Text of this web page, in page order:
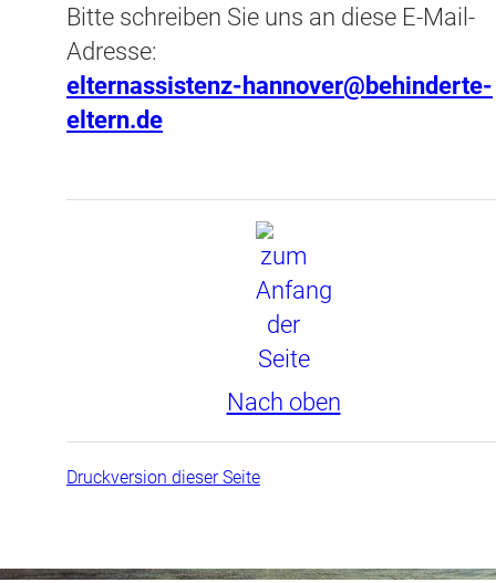
Bitte schreiben Sie uns an diese E-Mail-
Adresse:
elternassistenz-hannover@behinderte-
eltern.de
Nach oben
Druckversion dieser Seite